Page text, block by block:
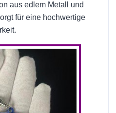
aus edlem Metall und
für eine hochwertige